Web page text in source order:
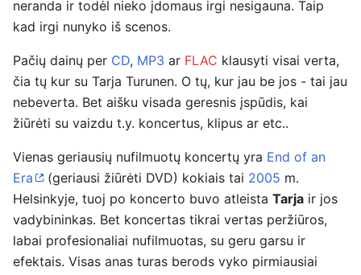
neranda ir todėl nieko įdomaus irgi nesigauna. Taip
kad irgi nunyko iš scenos.
Pačių dainų per CD, MP3 ar FLAC klausyti visai verta,
čia tų kur su Tarja Turunen. O tų, kur jau be jos - tai jau
nebeverta. Bet aišku visada geresnis įspūdis, kai
žiūrėti su vaizdu t.y. koncertus, klipus ar etc..
Vienas geriausių nufilmuotų koncertų yra End of an
Era
(geriausi žiūrėti DVD) kokiais tai 2005 m.
Helsinkyje, tuoj po koncerto buvo atleista Tarja ir jos
vadybininkas. Bet koncertas tikrai vertas peržiūros,
labai profesionaliai nufilmuotas, su geru garsu ir
efektais. Visas anas turas berods vyko pirmiausiai